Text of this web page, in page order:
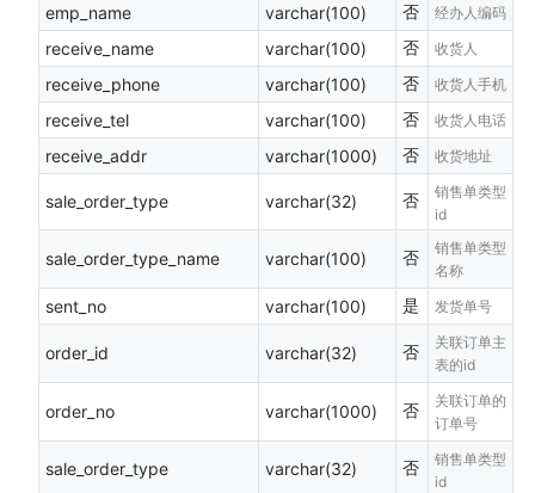
emp_name varchar(100) 否 经办人编码
receive_name varchar(100) 否 收货人
receive_phone varchar(100) 否 收货人手机
receive_tel varchar(100) 否 收货人电话
receive_addr varchar(1000) 否 收货地址
sale_order_type varchar(32) 否
销售单类型
id
sale_order_type_name varchar(100) 否
销售单类型
名称
sent_no varchar(100) 是 发货单号
order_id varchar(32) 否
关联订单主
表的id
order_no varchar(1000) 否
关联订单的
订单号
sale_order_type varchar(32) 否
销售单类型
id